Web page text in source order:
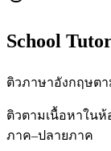
School
ติวภาษาอังกฤษต
ติวตามเนื้อหาในห้
ภาค–ปลายภาค